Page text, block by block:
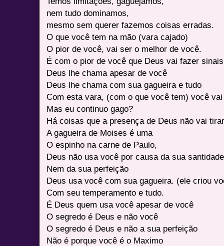
nem tudo dominamos,
mesmo sem querer fazemos coisas erradas.
O que você tem na mão (vara cajado)
O pior de você, vai ser o melhor de você.
É com o pior de você que Deus vai fazer
Deus lhe chama apesar de você
Deus lhe chama com sua gagueira e tudo
Com esta vara, (com o que você tem) você
Mas eu continuo gago?
Há coisas que a presença de Deus não vai
A gagueira de Moises é uma
O espinho na carne de Paulo,
Deus não usa você por causa da sua santidade
Nem da sua perfeição
Deus usa você com sua gagueira. (ele criou
Com seu temperamento e tudo.
É Deus quem usa você apesar de você
O segredo é Deus e não você
O segredo é Deus e não a sua perfeição
Não é porque você é o Maximo